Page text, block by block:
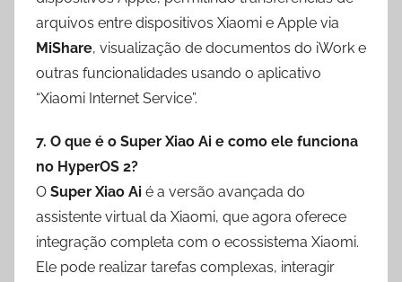
arquivos entre dispositivos Xiaomi e Apple via
MiShare, visualização de documentos do iWork e
outras funcionalidades usando o aplicativo
“Xiaomi Internet Service”.
7. O que é o Super Xiao Ai e como ele funciona
no HyperOS 2?
O Super Xiao Ai é a versão avançada do
assistente virtual da Xiaomi, que agora oferece
integração completa com o ecossistema Xiaomi.
Ele pode realizar tarefas complexas, interagir